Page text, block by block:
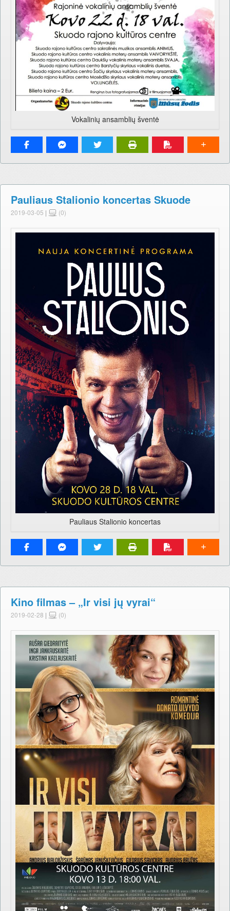
Vokalinių ansamblių šventė
Pauliaus Stalionio koncertas Skuode
2019-03-05 | (0)
Pauliaus Stalionio koncertas
Kino filmas – „Ir visi jų vyrai“
2019-02-28 | (0)